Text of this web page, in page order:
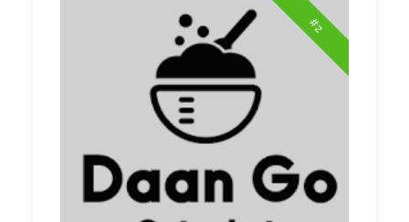
#2